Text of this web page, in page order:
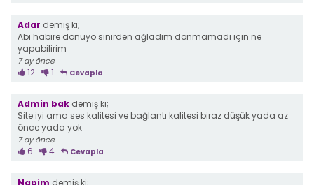
Adar demiş ki;
Abi habire donuyo sinirden ağladım donmamadı için ne
yapabilirim
7 ay önce
12 1 Cevapla
Admin bak demiş ki;
Site iyi ama ses kalitesi ve bağlantı kalitesi biraz düşük yada az
önce yada yok
7 ay önce
6 4 Cevapla
Napim demiş ki;